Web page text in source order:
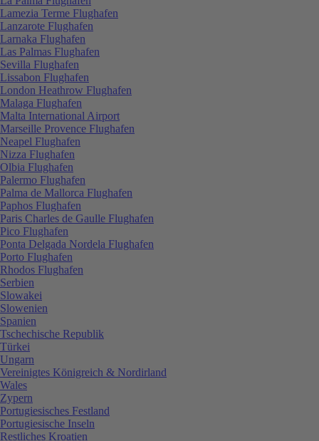
Lamezia Terme Flughafen
Lanzarote Flughafen
Larnaka Flughafen
Las Palmas Flughafen
Sevilla Flughafen
Lissabon Flughafen
London Heathrow Flughafen
Malaga Flughafen
Malta International Airport
Marseille Provence Flughafen
Neapel Flughafen
Nizza Flughafen
Olbia Flughafen
Palermo Flughafen
Palma de Mallorca Flughafen
Paphos Flughafen
Paris Charles de Gaulle Flughafen
Pico Flughafen
Ponta Delgada Nordela Flughafen
Porto Flughafen
Rhodos Flughafen
Serbien
Slowakei
Slowenien
Spanien
Tschechische Republik
Türkei
Ungarn
Vereinigtes Königreich & Nordirland
Wales
Zypern
Portugiesisches Festland
Portugiesische Inseln
Restliches Kroatien